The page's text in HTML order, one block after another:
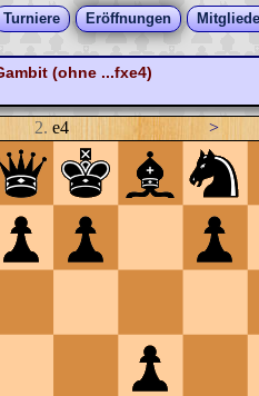
Turniere Eröffnungen
(ohne ...fxe4)
2. e4 >